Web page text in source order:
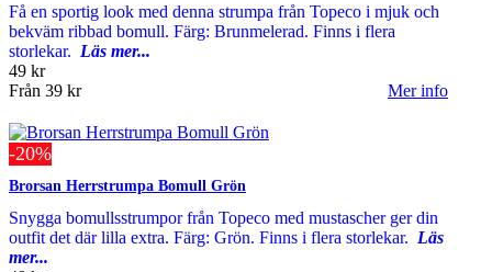
Få en sportig look med denna strumpa från Topeco i mjuk och
bekväm ribbad bomull. Färg: Brunmelerad. Finns i flera
storlekar. Läs mer...
49 kr
Från 39 kr Mer info
-20%
Brorsan Herrstrumpa Bomull Grön
Snygga bomullsstrumpor från Topeco med mustascher ger din
outfit det där lilla extra. Färg: Grön. Finns i flera storlekar. Läs
mer...